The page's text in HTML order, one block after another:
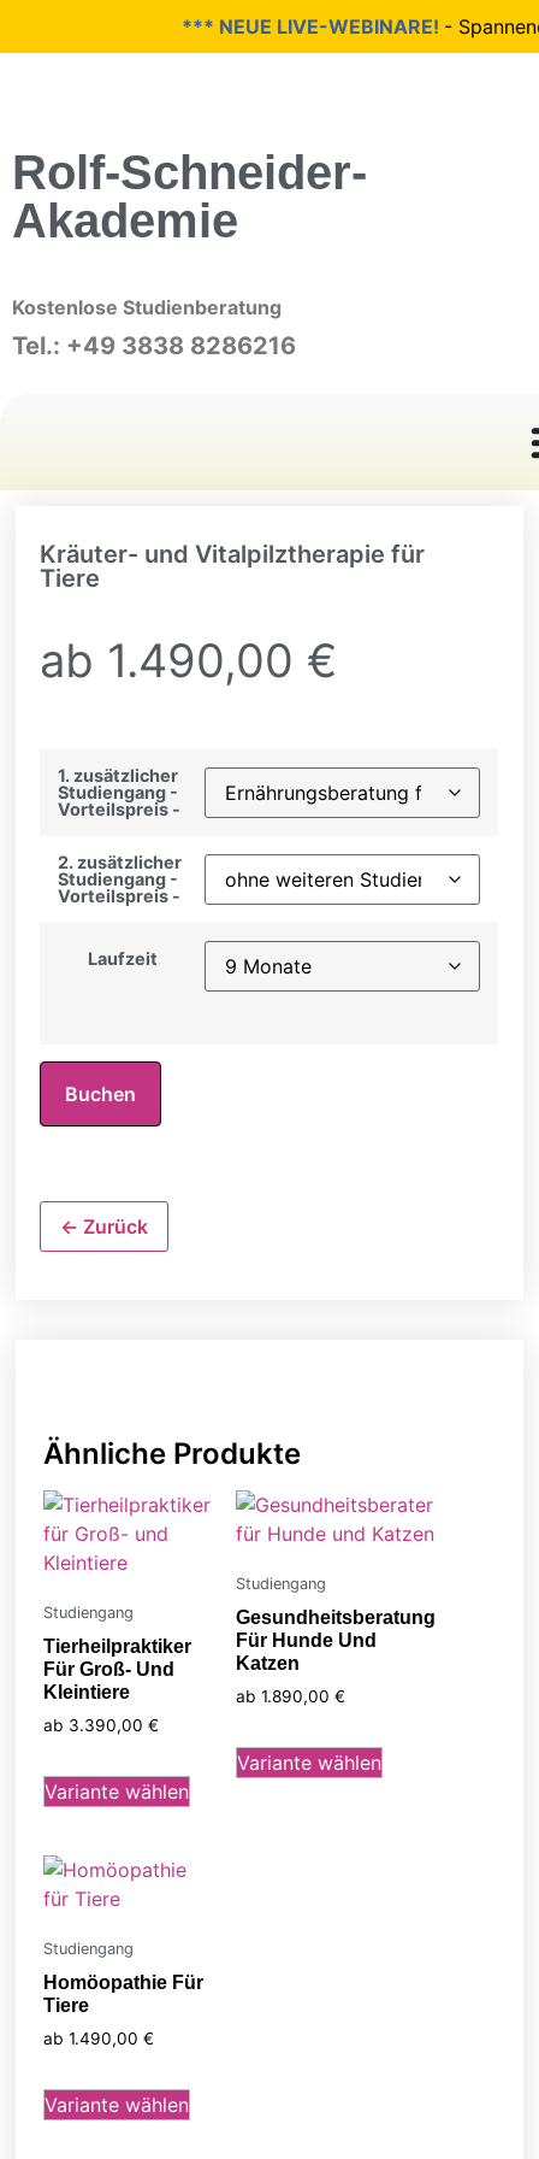
*** NEUE LIVE-WEBINARE!-
Rolf-Schneider-
Akademie
Kostenlose Studienberatung
Tel.: +49 3838 8286216
Kräuter- und Vitalpilztherapie für
Tiere
ab 1.490,00 €
1. zusätzlicher
Studiengang -
Vorteilspreis -
2. zusätzlicher
Studiengang -
Vorteilspreis -
Laufzeit
Buchen
← Zurück
Ähnliche Produkte
Studiengang
Tierheilpraktiker
Für Groß- Und
Kleintiere
ab 3.390,00€
Variante wählen
Studiengang
Gesundheitsberatung
Für Hunde Und
Katzen
ab 1.890,00 €
Variante wählen
Studiengang
Homöopathie Für
Tiere
ab1.490,00€
Variante wählen